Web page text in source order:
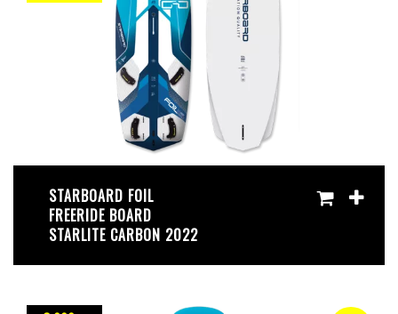
STARBOARD FOIL
FREERIDE BOARD
STARLITE CARBON 2022